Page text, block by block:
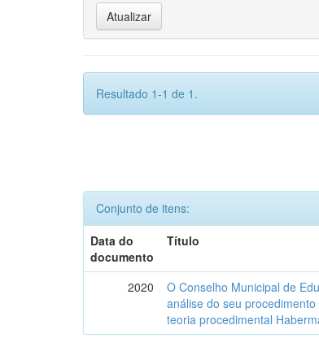
Resultado 1-1 de 1.
Conjunto de itens:
Data do
documento
Título
2020
O Conselho Municipal de
análise do seu
teoria procedimental